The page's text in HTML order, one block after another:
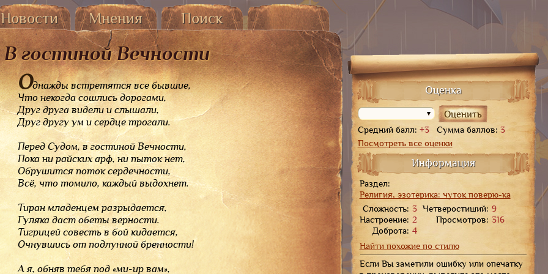
Новости
От владельца
пользователей
Мнения
Гостевая и опросы
Все комментарии
Все оценки
Поиск
Поэзия
Проза
Программы
Издателям
В гостиной Вечности
Однажды встретятся все бывшие,
Что некогда сошлись дорогами,
Друг друга видели и слышали,
Друг другу ум и сердце трогали.
Перед Судом, в гостиной Вечности,
Пока ни райских арф, ни пыток нет,
Обрушится поток сердечности,
Всё, что томило, каждый выдохнет.
Тиран младенцем разрыдается,
Гуляка даст обеты верности.
Тигрицей совесть в бой кидается,
Очнувшись от подлунной бренности!
А я, обняв тебя под «ми-ир вам»,
Оценка
Средний балл: +3 Сумма баллов: 3
Посмотреть все оценки
Информация
Раздел:
Религия, эзотерика: чуток поверю-ка
Сложность: 3
Настроение: 2
Доброта: 4
Четверостиший: 9
Просмотров: 316
Найти похожие по стилю
Если Вы заметили ошибку или опечатку